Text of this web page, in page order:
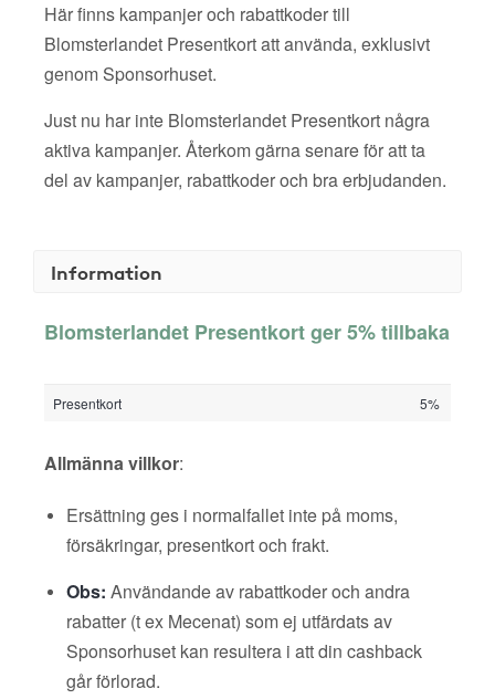
Här finns kampanjer och rabattkoder till
Blomsterlandet Presentkort att använda, exklusivt
genom Sponsorhuset.
Just nu har inte Blomsterlandet Presentkort några
aktiva kampanjer. Återkom gärna senare för att ta
del av kampanjer, rabattkoder och bra erbjudanden.
Information
Blomsterlandet Presentkort ger 5% tillbaka
Presentkort 5%
Allmänna villkor:
Ersättning ges i normalfallet inte på moms,
försäkringar, presentkort och frakt.
Obs: Användande av rabattkoder och andra
rabatter (t ex Mecenat) som ej utfärdats av
Sponsorhuset kan resultera i att din cashback
går förlorad.